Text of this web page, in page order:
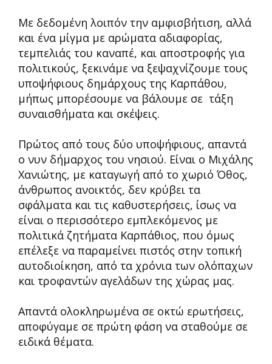
Με δεδομένη λοιπόν την αμφισβήτιση, αλλά
και ένα μίγμα με αρώματα αδιαφορίας,
τεμπελιάς του καναπέ, και αποστροφής για
πολιτικούς, ξεκινάμε να ξεψαχνίζουμε τους
υποψήφιους δημάρχους της Καρπάθου,
μήπως μπορέσουμε να βάλουμε σε τάξη
συναισθήματα και σκέψεις.
Πρώτος από τους δύο υποψήφιους, απαντά
ο νυν δήμαρχος του νησιού. Είναι ο Μιχάλης
Χανιώτης, με καταγωγή από το χωριό Όθος,
άνθρωπος ανοικτός, δεν κρύβει τα
σφάλματα και τις καθυστερήσεις, ίσως να
είναι ο περισσότερο εμπλεκόμενος με
πολιτικά ζητήματα Καρπάθιος, που όμως
επέλεξε να παραμείνει πιστός στην τοπική
αυτοδιοίκηση, από τα χρόνια των ολόπαχων
και τροφαντών αγελάδων της χώρας μας.
Απαντά ολοκληρωμένα σε οκτώ ερωτήσεις,
αποφύγαμε σε πρώτη φάση να σταθούμε σε
ειδικά θέματα.